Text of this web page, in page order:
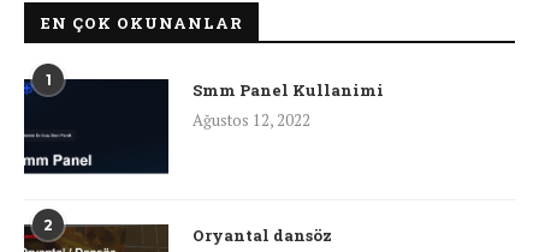
EN ÇOK OKUNANLAR
1
Smm Panel Kullanimi
Ağustos 12, 2022
2
Oryantal dansöz